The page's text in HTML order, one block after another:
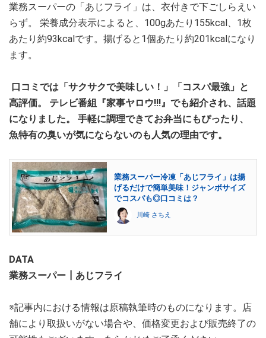
業務スーパーの「あじフライ」は、衣付きで下ごしらえい
らず。 栄養成分表示によると、100gあたり155kcal、1枚
あたり約93kcalです。揚げると1個あたり約201kcalになり
ます。
口コミでは「サクサクで美味しい！」「コスパ最強」と
高評価。 テレビ番組『家事ヤロウ!!!』でも紹介され、話題
になりました。 手軽に調理できてお弁当にもぴったり、
魚特有の臭いが気にならないのも人気の理由です。
業務スーパー冷凍「あじフライ」は揚
げるだけで簡単美味！ジャンボサイズ
でコスパも◎口コミは？
川崎 さちえ
DATA
業務スーパー┃あじフライ
※記事内における情報は原稿執筆時のものになります。店
舗により取扱いがない場合や、価格変更および販売終了の